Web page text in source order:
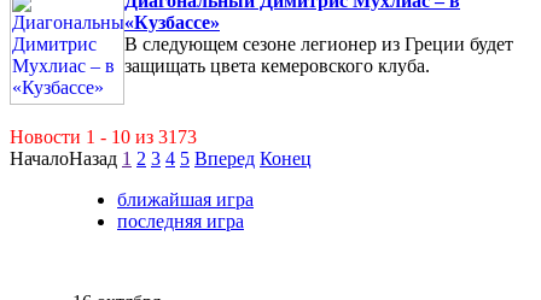
«Кузбассе»
В следующем сезоне легионер из Греции будет
защищать цвета кемеровского клуба.
Новости 1 - 10 из 3173
НачалоНазад 1 2 3 4 5 Вперед Конец
ближайшая игра
последняя игра